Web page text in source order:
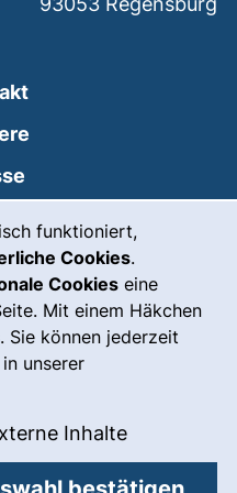
funktioniert,
Cookies.
Cookies eine
Mit einem Häkchen
Sie können jederzeit
unserer
Cookies akzeptieren
Inhalte: Externe
(externer Link, öffnet